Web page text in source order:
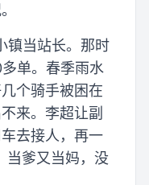
镇当站长。那时
单。春季雨水
个骑手被困在
来。李超让副
去接人，再一
当爹又当妈，没